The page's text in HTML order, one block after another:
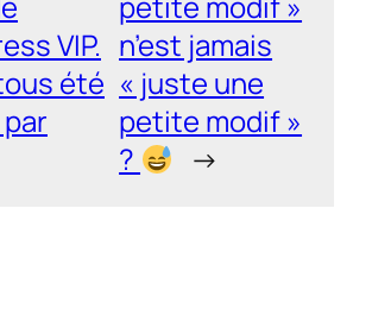
VIP.
été
n’est jamais
« juste une
petite modif »
?
→